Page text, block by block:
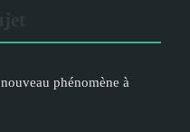
phénomène à